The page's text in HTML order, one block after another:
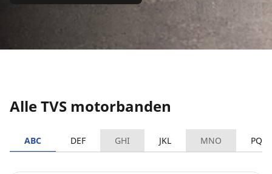
Alle TVS motorbanden
ABC DEF GHI JKL MNO PQRS